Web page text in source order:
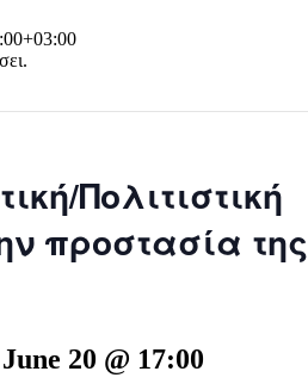
Πολιτιστική
προστασία της
June 20 @ 17:00